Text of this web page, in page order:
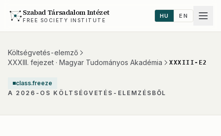
Szabad Társadalom Intézet
FREE SOCIETY INSTITUTE
HU EN
Költségvetés-elemző
XXXIII. fejezet · Magyar Tudományos Akadémia
XXXIII-E2
class.freeze
A 2026-OS KÖLTSÉGVETÉS-ELEMZÉSBŐL